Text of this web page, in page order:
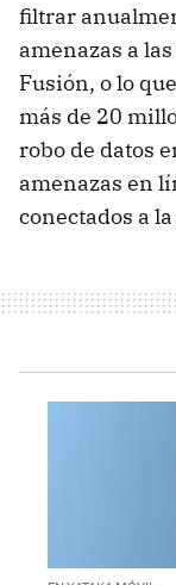
filtrar
amenazas a
Fusión, o lo
más de 20
robo de datos
amenazas en
conectados a